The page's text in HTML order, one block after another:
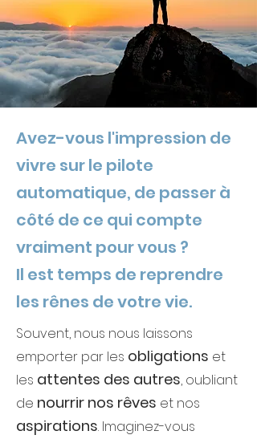
Avez-vous l'impression de
vivre sur le pilote
automatique, de passer à
côté de ce qui compte
vraiment pour vous ?
Il est temps de reprendre
les rênes de votre vie.
Souvent, nous nous laissons
emporter par les obligations et
les attentes des autres, oubliant
de nourrir nos rêves et nos
aspirations. Imaginez-vous